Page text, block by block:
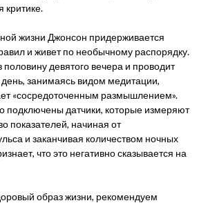
критике.
жизни Джонсон придерживается
и живет по необычному распорядку.
девятого вечера и проводит
день, занимаясь видом медитации,
«сосредоточенным размышлением».
подключены датчики, которые измеряют
показателей, начиная от
и заканчивая количеством ночных
что это негативно сказывается на
образ жизни, рекомендуем